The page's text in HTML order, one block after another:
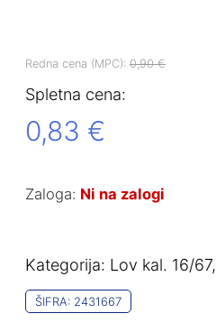
Redna cena (MPC): 0,90€
Spletna cena:
0,83 €
Zaloga: Ni na zalogi
Kategorija: Lov kal. 16/
ŠIFRA: 2431667